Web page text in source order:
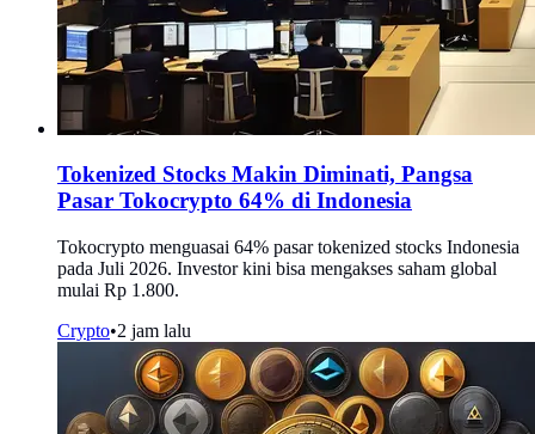
Tokenized Stocks Makin Diminati, Pangsa
Pasar Tokocrypto 64% di Indonesia
Tokocrypto menguasai 64% pasar tokenized stocks Indonesia
pada Juli 2026. Investor kini bisa mengakses saham global
mulai Rp 1.800.
Crypto•2 jam lalu